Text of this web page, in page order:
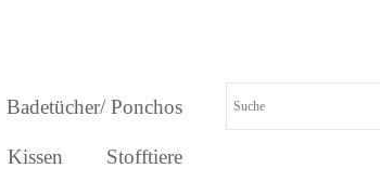
Badetücher/ Ponchos
Kissen Stofftiere